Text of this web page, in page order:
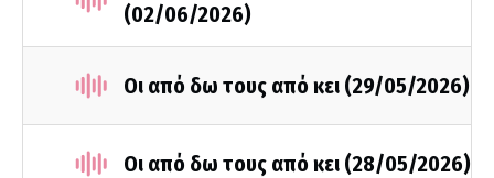
(02/06/2026)
Οι από δω τους από κει (29/05/2026)
Οι από δω τους από κει (28/05/2026)